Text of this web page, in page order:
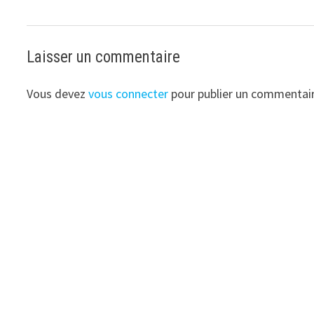
Laisser un commentaire
Vous devezvous connecter pour publier un